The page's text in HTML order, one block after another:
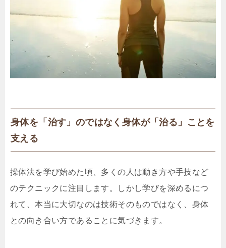
身体を「治す」のではなく身体が「治る」ことを
支える
操体法を学び始めた頃、多くの人は動き方や手技など
のテクニックに注目します。しかし学びを深めるにつ
れて、本当に大切なのは技術そのものではなく、身体
との向き合い方であることに気づきます。